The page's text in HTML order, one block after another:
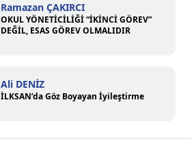
Ramazan ÇAKIRCI
OKUL YÖNETİCİLİĞİ “İKİNCİ GÖREV”
DEĞİL, ESAS GÖREV OLMALIDIR
Ali DENİZ
İLKSAN’da Göz Boyayan İyileştirme